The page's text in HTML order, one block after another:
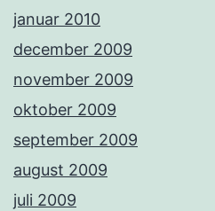
januar 2010
december 2009
november 2009
oktober 2009
september 2009
august 2009
juli 2009